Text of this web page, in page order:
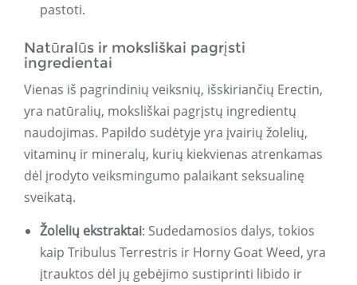
pastoti.
Natūralūs ir moksliškai pagrįsti
ingredientai
Vienas iš pagrindinių veiksnių, išskiriančių Erectin,
yra natūralių, moksliškai pagrįstų ingredientų
naudojimas. Papildo sudėtyje yra įvairių žolelių,
vitaminų ir mineralų, kurių kiekvienas atrenkamas
dėl įrodyto veiksmingumo palaikant seksualinę
sveikatą.
Žolelių ekstraktai: Sudedamosios dalys, tokios
kaip Tribulus Terrestris ir Horny Goat Weed, yra
įtrauktos dėl jų gebėjimo sustiprinti libido ir